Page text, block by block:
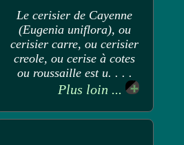
Le cerisier de Cayenne
(Eugenia uniflora), ou
cerisier carre, ou cerisier
creole, ou cerise à cotes
ou roussaille est u. . . .
Plus loin ...